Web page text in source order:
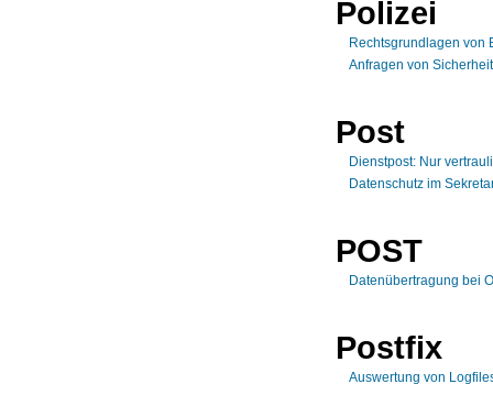
Polizei
Rechtsgrundlagen von
Anfragen von
Post
Dienstpost: Nur
Datenschutz im
POST
Datenübertragung bei
Postfix
Auswertung von